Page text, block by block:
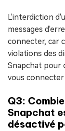
L'interdiction
messages
connecter, car
violations des
Snapchat pour
vous connecter
Q3:
Snapchat
désactivé